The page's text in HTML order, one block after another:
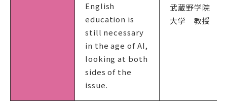
English
education is
still necessary
in the age of AI,
looking at both
sides of the
issue.
武蔵野学院
大学 教授